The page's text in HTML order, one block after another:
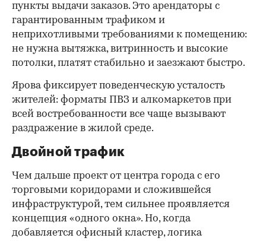
пункты выдачи заказов. Это арендаторы с
гарантированным трафиком и
неприхотливыми требованиями к помещению:
не нужна вытяжка, витринность и высокие
потолки, платят стабильно и заезжают быстро.
Ярова фиксирует поведенческую усталость
жителей: форматы ПВЗ и алкомаркетов при
всей востребованности все чаще вызывают
раздражение в жилой среде.
Двойной трафик
Чем дальше проект от центра города с его
торговыми коридорами и сложившейся
инфраструктурой, тем сильнее проявляется
концепция «одного окна». Но, когда
добавляется офисный кластер, логика